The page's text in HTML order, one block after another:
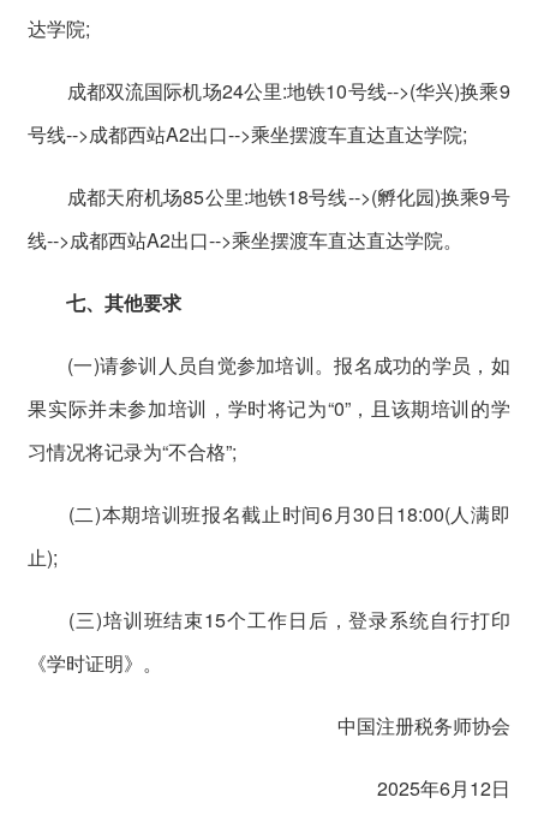
达学院;
成都双流国际机场24公里:地铁10号线-->(华兴)换乘9
号线-->成都西站A2出口-->乘坐摆渡车直达直达学院;
成都天府机场85公里:地铁18号线-->(孵化园)换乘9号
线-->成都西站A2出口-->乘坐摆渡车直达直达学院。
七、其他要求
(一)请参训人员自觉参加培训。报名成功的学员，如
果实际并未参加培训，学时将记为“0”，且该期培训的学
习情况将记录为“不合格”;
(二)本期培训班报名截止时间6月30日18:00(人满即
止);
(三)培训班结束15个工作日后，登录系统自行打印
《学时证明》。
中国注册税务师协会
2025年6月12日